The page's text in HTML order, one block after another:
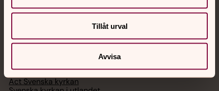
Tillåt urval
Avvisa
Svenska kyrkan
Hitta församling
Bli medlem
Organisation
Act Svenska kyrkan